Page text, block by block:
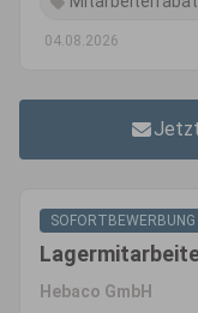
04.08.2026
SOFORTBEWERBUNG
Hebaco GmbH